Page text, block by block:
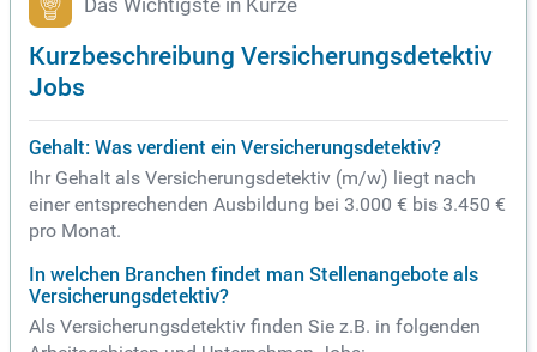
Das Wichtigste in Kürze
Kurzbeschreibung Versicherungsdetektiv
Jobs
Gehalt: Was verdient ein Versicherungsdetektiv?
Ihr Gehalt als Versicherungsdetektiv (m/w) liegt nach
einer entsprechenden Ausbildung bei 3.000 € bis 3.450 €
pro Monat.
In welchen Branchen findet man Stellenangebote als
Versicherungsdetektiv?
Als Versicherungsdetektiv finden Sie z.B. in folgenden